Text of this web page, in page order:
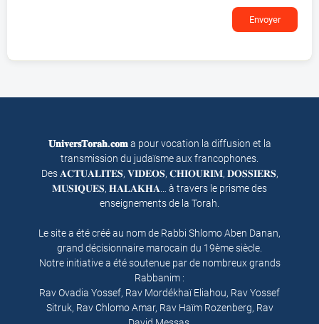
Envoyer
𝐔𝐧𝐢𝐯𝐞𝐫𝐬𝐓𝐨𝐫𝐚𝐡.𝐜𝐨𝐦a pour vocation la diffusion et la
transmission du judaïsme aux francophones.
Des 𝐀𝐂𝐓𝐔𝐀𝐋𝐈𝐓𝐄𝐒, 𝐕𝐈𝐃𝐄𝐎𝐒, 𝐂𝐇𝐈𝐎𝐔𝐑𝐈𝐌, 𝐃𝐎𝐒𝐒𝐈𝐄𝐑𝐒,
𝐌𝐔𝐒𝐈𝐐𝐔𝐄𝐒, 𝐇𝐀𝐋𝐀𝐊𝐇𝐀… à travers le prisme des
enseignements de la Torah.
Le site a été créé au nom de Rabbi Shlomo Aben Danan,
grand décisionnaire marocain du 19ème siècle.
Notre initiative a été soutenue par de nombreux grands
Rabbanim :
Rav Ovadia Yossef, Rav Mordékhaï Eliahou, Rav Yossef
Sitruk, Rav Chlomo Amar, Rav Haïm Rozenberg, Rav